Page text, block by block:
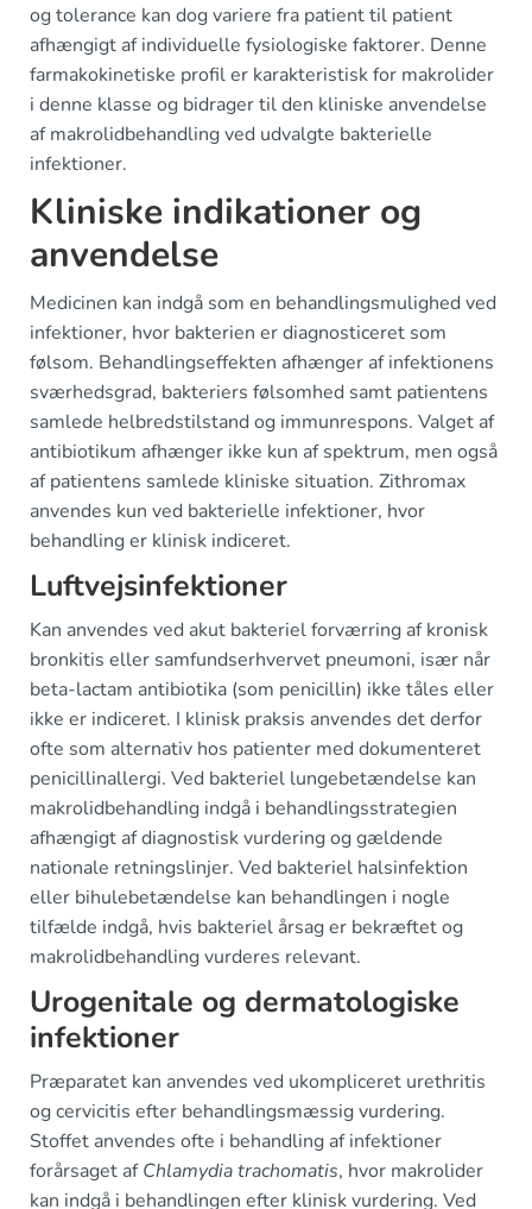
og tolerance kan dog variere fra patient til patient
afhængigt af individuelle fysiologiske faktorer. Denne
farmakokinetiske profil er karakteristisk for makrolider
i denne klasse og bidrager til den kliniske anvendelse
af makrolidbehandling ved udvalgte bakterielle
infektioner.
Kliniske indikationer og
anvendelse
Medicinen kan indgå som en behandlingsmulighed ved
infektioner, hvor bakterien er diagnosticeret som
følsom. Behandlingseffekten afhænger af infektionens
sværhedsgrad, bakteriers følsomhed samt patientens
samlede helbredstilstand og immunrespons. Valget af
antibiotikum afhænger ikke kun af spektrum, men også
af patientens samlede kliniske situation. Zithromax
anvendes kun ved bakterielle infektioner, hvor
behandling er klinisk indiceret.
Luftvejsinfektioner
Kan anvendes ved akut bakteriel forværring af kronisk
bronkitis eller samfundserhvervet pneumoni, især når
beta-lactam antibiotika (som penicillin) ikke tåles eller
ikke er indiceret. I klinisk praksis anvendes det derfor
ofte som alternativ hos patienter med dokumenteret
penicillinallergi. Ved bakteriel lungebetændelse kan
makrolidbehandling indgå i behandlingsstrategien
afhængigt af diagnostisk vurdering og gældende
nationale retningslinjer. Ved bakteriel halsinfektion
eller bihulebetændelse kan behandlingen i nogle
tilfælde indgå, hvis bakteriel årsag er bekræftet og
makrolidbehandling vurderes relevant.
Urogenitale og dermatologiske
infektioner
Præparatet kan anvendes ved ukompliceret urethritis
og cervicitis efter behandlingsmæssig vurdering.
Stoffet anvendes ofte i behandling af infektioner
forårsaget afChlamydia trachomatis, hvor makrolider
kan indgå i behandlingen efter klinisk vurdering. Ved